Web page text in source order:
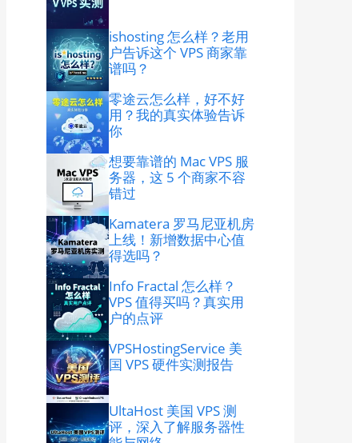
ishosting 怎么样？老用
户告诉这个 VPS 商家靠
谱吗？
零途云怎么样，好不好
用？我的真实体验告诉
你
想要靠谱的 Mac VPS 服
务器，这 5 个商家不容
错过
Kamatera 罗马尼亚机房
上线！新增数据中心值
得选吗？
Info Fractal 怎么样？
VPS 值得买吗？真实用
户的点评
VPSHostingService 美
国 VPS 硬件实测报告
UltaHost 美国 VPS 测
评，深入了解服务器性